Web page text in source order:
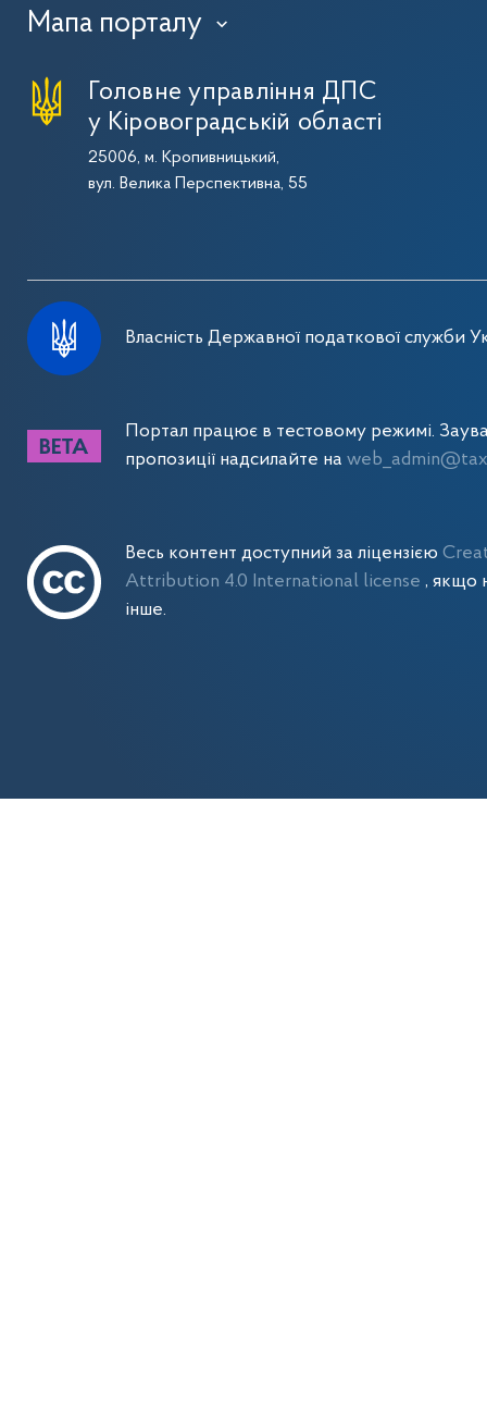
Мапа порталу ›
Головне управління ДПС
у Кіровоградській області
25006, м. Кропивницький,
вул. Велика Перспективна, 55
Власність Державної податкової служби
Портал працює в тестовому режимі.
пропозиції надсилайте на
Весь контент доступний за ліцензією
Attribution 4.0 International license , якщо
інше.